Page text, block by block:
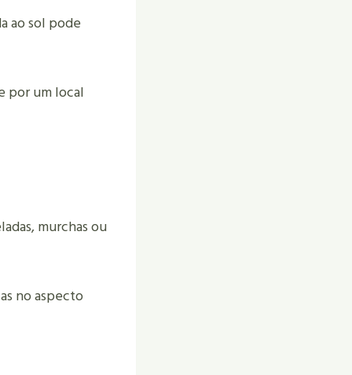
ao sol pode
por um local
murchas ou
no aspecto